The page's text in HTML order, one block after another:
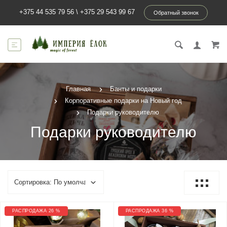
+375 44 535 79 56 \ +375 29 543 99 67 Обратный звонок
Главная
Банты и подарки
Корпоративные подарки на Новый год
Подарки руководителю
Подарки руководителю
РАСПРОДАЖА 26 % РАСПРОДАЖА 36 %